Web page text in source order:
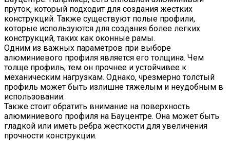
пруток, который подходит для создания жестких
конструкций. Также существуют полые профили,
которые используются для создания более легких
конструкций, таких как оконные рамы.
Одним из важных параметров при выборе
алюминиевого профиля является его толщина. Чем
толще профиль, тем он прочнее и устойчивее к
механическим нагрузкам. Однако, чрезмерно толстый
профиль может быть излишне тяжелым и неудобным в
использовании.
Также стоит обратить внимание на поверхность
алюминиевого профиля на Бауцентре. Она может быть
гладкой или иметь ребра жесткости для увеличения
прочности конструкции.